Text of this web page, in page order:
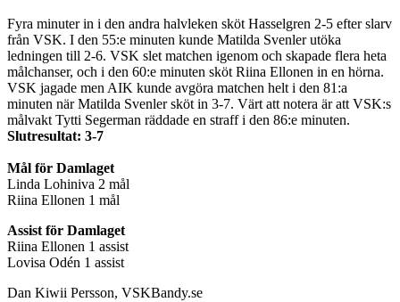
Fyra minuter in i den andra halvleken sköt Hasselgren 2-5 efter slarv
från VSK. I den 55:e minuten kunde Matilda Svenler utöka
ledningen till 2-6. VSK slet matchen igenom och skapade flera heta
målchanser, och i den 60:e minuten sköt Riina Ellonen in en hörna.
VSK jagade men AIK kunde avgöra matchen helt i den 81:a
minuten när Matilda Svenler sköt in 3-7. Värt att notera är att VSK:s
målvakt Tytti Segerman räddade en straff i den 86:e minuten.
Slutresultat: 3-7
Mål för Damlaget
Linda Lohiniva 2 mål
Riina Ellonen 1 mål
Assist för Damlaget
Riina Ellonen 1 assist
Lovisa Odén 1 assist
Dan Kiwii Persson, VSKBandy.se